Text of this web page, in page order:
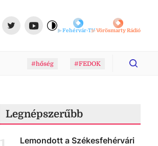
Fehérvár-TVVörösmarty Rádió
#hőség #FEDOK
Legnépszerűbb
Lemondott a Székesfehérvári